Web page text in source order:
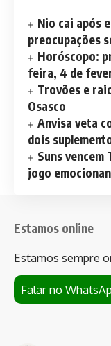
Nio cai após
preocupações
Horóscopo:
feira, 4 de
Trovões e
Osasco
Anvisa veta
dois
Suns vencem
jogo
Estamos online
Estamos sempre
Falar no